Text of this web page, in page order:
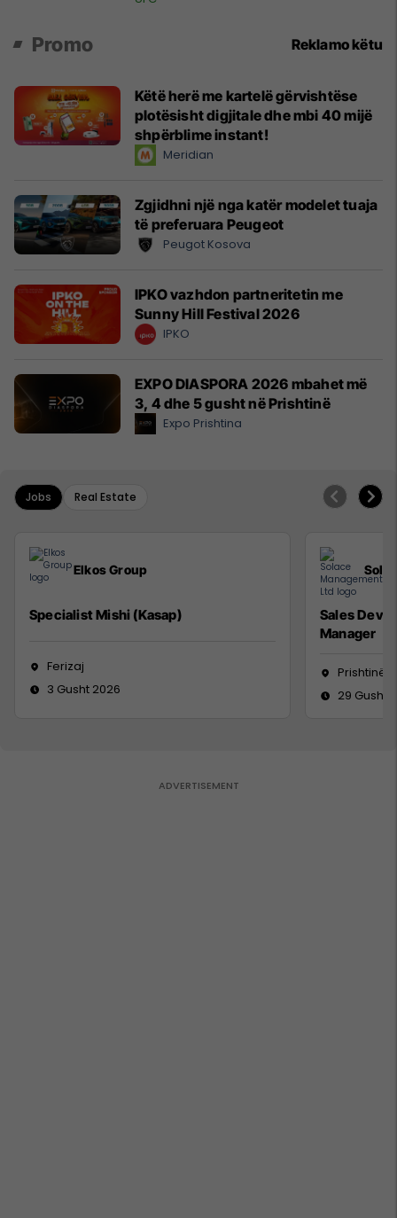
Promo Reklamo këtu
Këtë herë me kartelë gërvishtëse
plotësisht digjitale dhe mbi 40 mijë
shpërblime instant!
Meridian
Zgjidhni një nga katër modelet tuaja
të preferuara Peugeot
Peugot Kosova
IPKO vazhdon partneritetin me
Sunny Hill Festival 2026
IPKO
EXPO DIASPORA 2026 mbahet më
3, 4 dhe 5 gusht në Prishtinë
Expo Prishtina
Jobs Real Estate
Elkos Group
Specialist Mishi (Kasap)
Ferizaj
3 Gusht 2026
Sales
Manager
Prishtinë
29 Gusht